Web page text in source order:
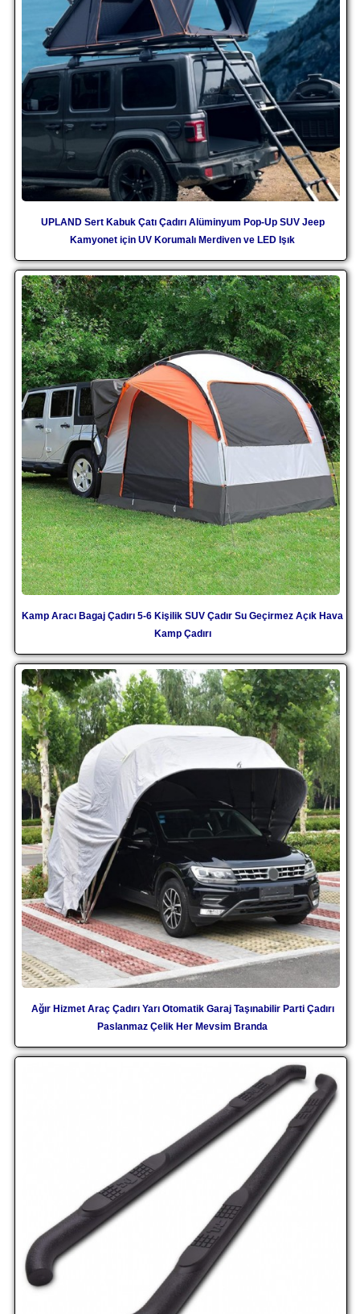
UPLAND Sert Kabuk Çatı Çadırı Alüminyum Pop-Up SUV Jeep
Kamyonet için UV Korumalı Merdiven ve LED Işık
Kamp Aracı Bagaj Çadırı 5-6 Kişilik SUV Çadır Su Geçirmez Açık Hava
Kamp Çadırı
Ağır Hizmet Araç Çadırı Yarı Otomatik Garaj Taşınabilir Parti Çadırı
Paslanmaz Çelik Her Mevsim Branda